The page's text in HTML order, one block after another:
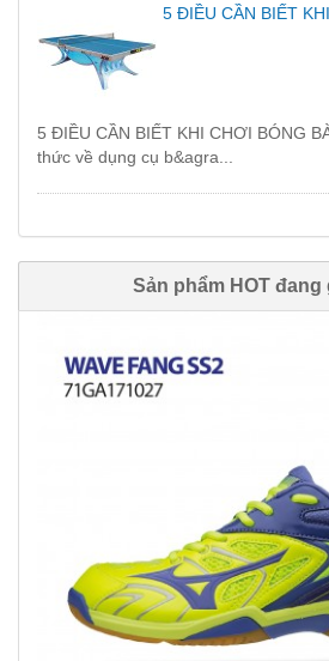
5 ĐIỀU CẦN BIẾT
5 ĐIỀU CẦN BIẾT KHI CHƠI BÓNG
thức về dụng cụ b&agra...
Sản phẩm HOT đang